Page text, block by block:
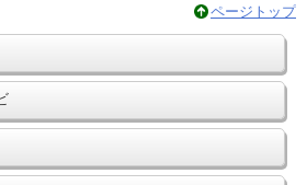
ページトップ